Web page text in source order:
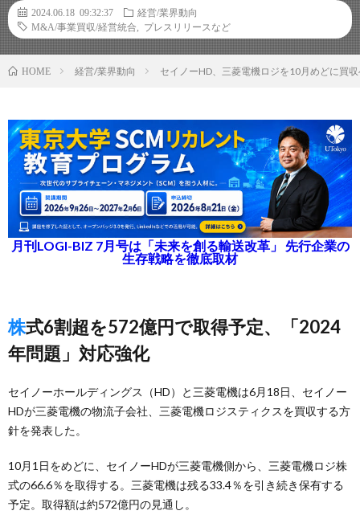
2024.06.18 09:32:37
経営/業界動向
M&A/事業買収/経営統合
プレスリリースなど
HOME 経営/業界動向 セイノーHD、三菱電機ロジを10月めどに買
月刊LOGI-BIZ 7月号は「未来を創る輸送改革」 先行企業の
生存戦略を徹底取材
株式6割超を572億円で取得予定、「2024
年問題」対応強化
セイノーホールディングス（HD）と三菱電機は6月18日、セイノー
HDが三菱電機の物流子会社、三菱電機ロジスティクスを買収する方
針を発表した。
10月1日をめどに、セイノーHDが三菱電機側から、三菱電機ロジ株
式の66.6％を取得する。三菱電機は残る33.4％を引き続き保有する
予定。取得額は約572億円の見通し。